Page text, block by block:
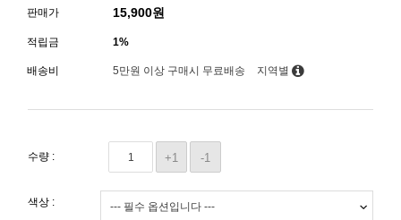
판매가 15,900원
적립금 1%
배송비 5만원 이상 구매시 무료배송 지역별
수량 : +1 -1
색상 :